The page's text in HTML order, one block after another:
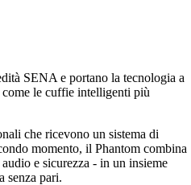
SENA e portano la tecnologia a
le cuffie intelligenti più
che ricevono un sistema di
momento, il Phantom combina
e sicurezza - in un insieme
senza pari.